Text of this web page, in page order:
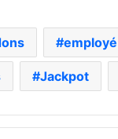
employé
Jackpot